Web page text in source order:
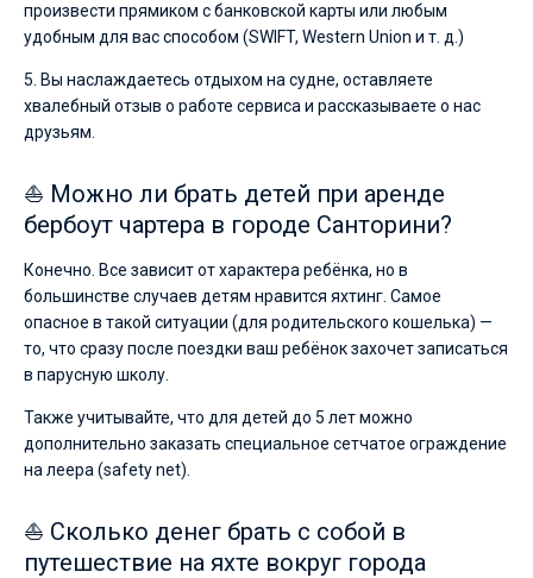
произвести прямиком с банковской карты или любым
удобным для вас способом (SWIFT, Western Union и т. д.)
5. Вы наслаждаетесь отдыхом на судне, оставляете
хвалебный отзыв о работе сервиса и рассказываете о нас
друзьям.
⛵ Можно ли брать детей при аренде
бербоут чартера в городе Санторини?
Конечно. Все зависит от характера ребёнка, но в
большинстве случаев детям нравится яхтинг. Самое
опасное в такой ситуации (для родительского кошелька) —
то, что сразу после поездки ваш ребёнок захочет записаться
в парусную школу.
Также учитывайте, что для детей до 5 лет можно
дополнительно заказать специальное сетчатое ограждение
на леера (safety net).
⛵ Сколько денег брать с собой в
путешествие на яхте вокруг города